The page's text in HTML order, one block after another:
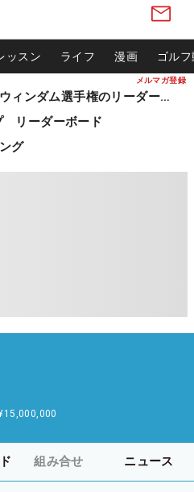
メルマガ登録
ッスン ライフ 漫画 ゴル
松山英樹ら出場 ウィンダム選手権のリーダーボード
リーダーボード
グ
組み合せ ニュース